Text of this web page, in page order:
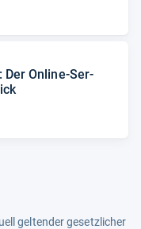
Der Online-​Ser­
geltender gesetzlicher